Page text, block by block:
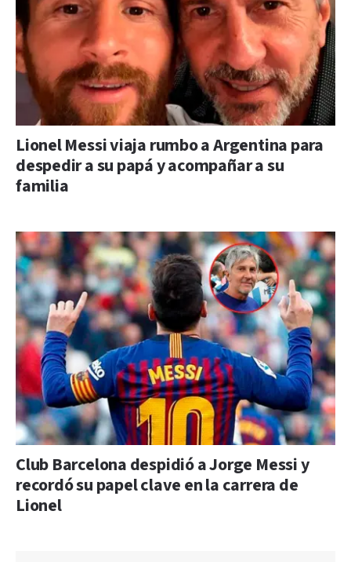
Lionel Messi viaja rumbo a Argentina para
despedir a su papá y acompañar a su
familia
Club Barcelona despidió a Jorge Messi y
recordó su papel clave en la carrera de
Lionel